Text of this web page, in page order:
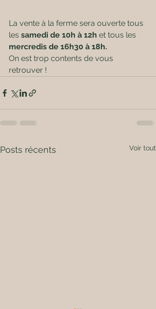
La vente à la ferme sera ouverte tous
les samedi de 10h à 12h et tous les
mercredis de 16h30 à 18h.
On est trop contents de vous
retrouver !
Posts récents Voir tout